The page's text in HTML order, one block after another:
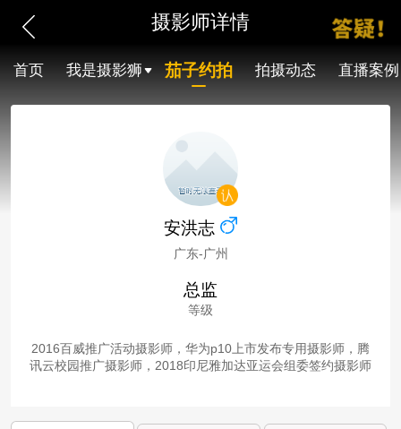
摄影师详情
首页 我是摄影狮 茄子约拍 拍摄动态 直播案例
安洪志
广东-广州
总监
等级
2016百威推广活动摄影师，华为p10上市发布专用摄影师，腾
讯云校园推广摄影师，2018印尼雅加达亚运会组委签约摄影师